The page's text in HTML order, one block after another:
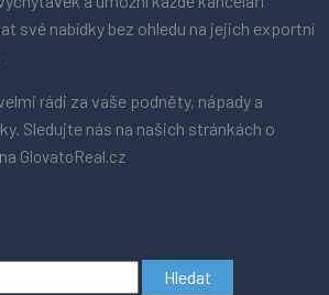
své nabídky bez ohledu na jejich exportní
rádi za vaše podněty, nápady a
Sledujte nás na našich stránkách o
GlovatoReal.cz